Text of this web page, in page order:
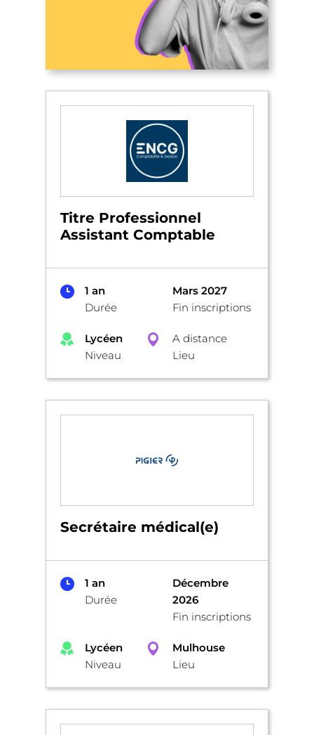
Titre Professionnel
Assistant Comptable
1 an
Durée
Mars 2027
Fin inscriptions
Lycéen
Niveau
A distance
Lieu
Secrétaire médical(e)
1 an
Durée
Décembre
2026
Fin inscriptions
Lycéen
Niveau
Mulhouse
Lieu